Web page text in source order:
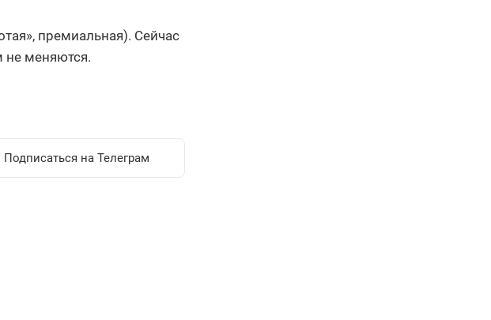
премиальная). Сейчас
не меняются.
Подписаться на Телеграм